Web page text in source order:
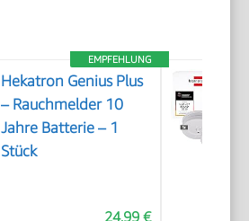
EMPFEHLUNG
Hekatron Genius Plus
– Rauchmelder 10
Jahre Batterie – 1
Stück
24,99 €